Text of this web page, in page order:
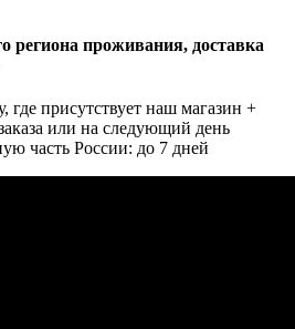
региона проживания, доставка
где присутствует наш магазин +
или на следующий день
часть России: до 7 дней